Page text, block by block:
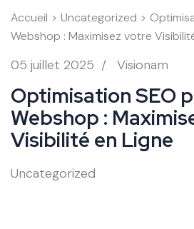
Accueil > Uncategorized >
Webshop : Maximisez votre
05 juillet 2025 / Visionam
Optimisation SEO
Webshop :
Visibilité en Ligne
Uncategorized